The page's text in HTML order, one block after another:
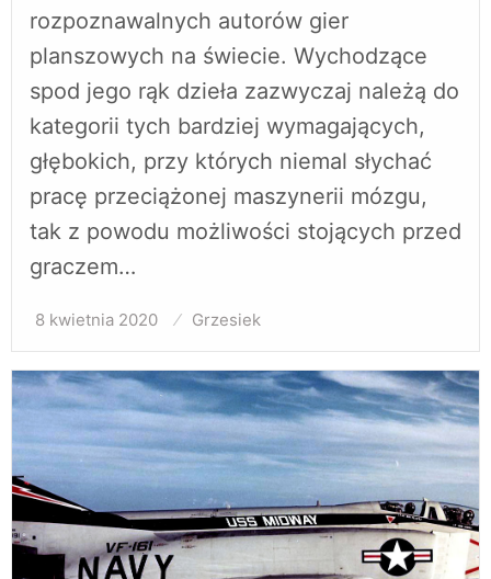
rozpoznawalnych autorów gier
planszowych na świecie. Wychodzące
spod jego rąk dzieła zazwyczaj należą do
kategorii tych bardziej wymagających,
głębokich, przy których niemal słychać
pracę przeciążonej maszynerii mózgu,
tak z powodu możliwości stojących przed
graczem…
Opublikowane
8 kwietnia 2020 Grzesiek